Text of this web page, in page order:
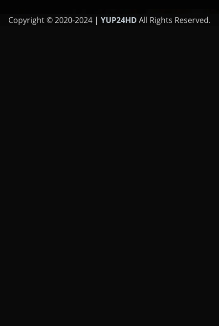
Copyright © 2020-2024 | YUP24HD All Rights Reserved.